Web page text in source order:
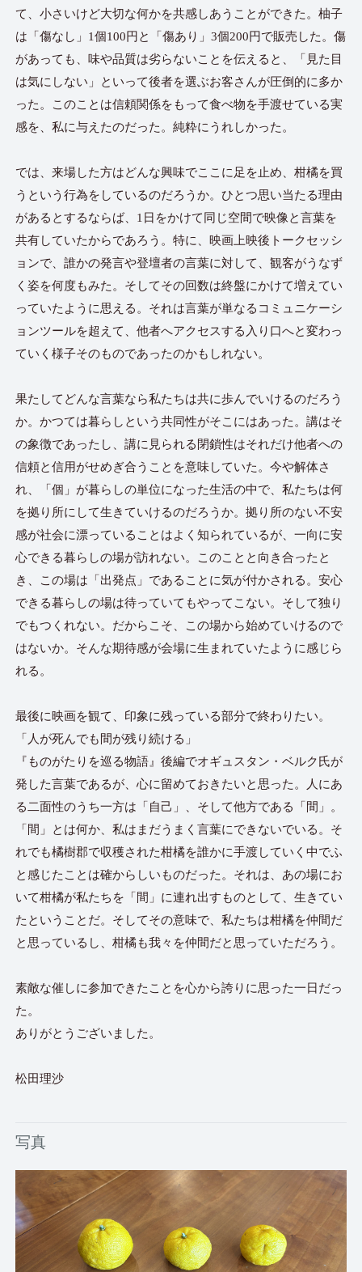
て、小さいけど大切な何かを共感しあうことができた。柚子
は「傷なし」1個100円と「傷あり」3個200円で販売した。傷
があっても、味や品質は劣らないことを伝えると、「見た目
は気にしない」といって後者を選ぶお客さんが圧倒的に多か
った。このことは信頼関係をもって食べ物を手渡せている実
感を、私に与えたのだった。純粋にうれしかった。
では、来場した方はどんな興味でここに足を止め、柑橘を買
うという行為をしているのだろうか。ひとつ思い当たる理由
があるとするならば、1日をかけて同じ空間で映像と言葉を
共有していたからであろう。特に、映画上映後トークセッシ
ョンで、誰かの発言や登壇者の言葉に対して、観客がうなず
く姿を何度もみた。そしてその回数は終盤にかけて増えてい
っていたように思える。それは言葉が単なるコミュニケーシ
ョンツールを超えて、他者へアクセスする入り口へと変わっ
ていく様子そのものであったのかもしれない。
果たしてどんな言葉なら私たちは共に歩んでいけるのだろう
か。かつては暮らしという共同性がそこにはあった。講はそ
の象徴であったし、講に見られる閉鎖性はそれだけ他者への
信頼と信用がせめぎ合うことを意味していた。今や解体さ
れ、「個」が暮らしの単位になった生活の中で、私たちは何
を拠り所にして生きていけるのだろうか。拠り所のない不安
感が社会に漂っていることはよく知られているが、一向に安
心できる暮らしの場が訪れない。このことと向き合ったと
き、この場は「出発点」であることに気が付かされる。安心
できる暮らしの場は待っていてもやってこない。そして独り
でもつくれない。だからこそ、この場から始めていけるので
はないか。そんな期待感が会場に生まれていたように感じら
れる。
最後に映画を観て、印象に残っている部分で終わりたい。
「人が死んでも間が残り続ける」
『ものがたりを巡る物語』後編でオギュスタン・ベルク氏が
発した言葉であるが、心に留めておきたいと思った。人にあ
る二面性のうち一方は「自己」、そして他方である「間」。
「間」とは何か、私はまだうまく言葉にできないでいる。そ
れでも橘樹郡で収穫された柑橘を誰かに手渡していく中でふ
と感じたことは確からしいものだった。それは、あの場にお
いて柑橘が私たちを「間」に連れ出すものとして、生きてい
たということだ。そしてその意味で、私たちは柑橘を仲間だ
と思っているし、柑橘も我々を仲間だと思っていただろう。
素敵な催しに参加できたことを心から誇りに思った一日だっ
た。
ありがとうございました。
松田理沙
写真